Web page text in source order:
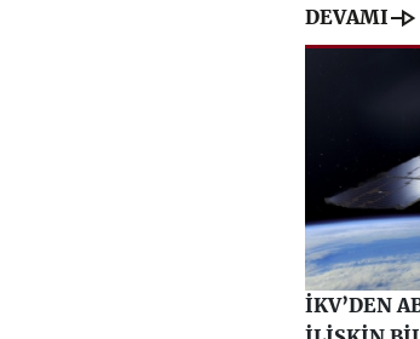
DEVAMI line_end_arrow
İKV’DEN